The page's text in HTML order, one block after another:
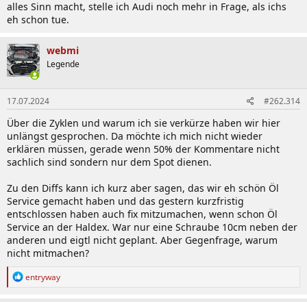
alles Sinn macht, stelle ich Audi noch mehr in Frage, als ichs
eh schon tue.
webmi
Legende
17.07.2024 #262.314
Über die Zyklen und warum ich sie verkürze haben wir hier
unlängst gesprochen. Da möchte ich mich nicht wieder
erklären müssen, gerade wenn 50% der Kommentare nicht
sachlich sind sondern nur dem Spot dienen.
Zu den Diffs kann ich kurz aber sagen, das wir eh schön Öl
Service gemacht haben und das gestern kurzfristig
entschlossen haben auch fix mitzumachen, wenn schon Öl
Service an der Haldex. War nur eine Schraube 10cm neben der
anderen und eigtl nicht geplant. Aber Gegenfrage, warum
nicht mitmachen?
R
entryway